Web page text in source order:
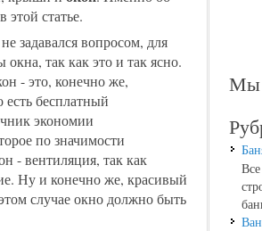
этой статье.
задавался вопросом, для
так как это и так ясно.
- это, конечно же,
бесплатный
экономии
по значимости
- вентиляция, так как
Ну и конечно же, красивый
случае окно должно быть
Мы